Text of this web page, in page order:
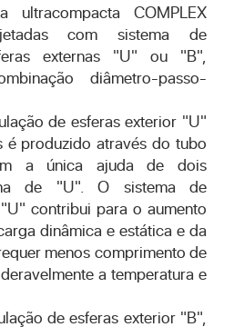
COMPLEX
com sistema de
externas "U" ou "B",
diâmetro-passo-
de esferas exterior "U"
é produzido através do tubo
a única ajuda de dois
de "U". O sistema de
contribui para o aumento
dinâmica e estática e da
menos comprimento de
a temperatura e
de esferas exterior "B",